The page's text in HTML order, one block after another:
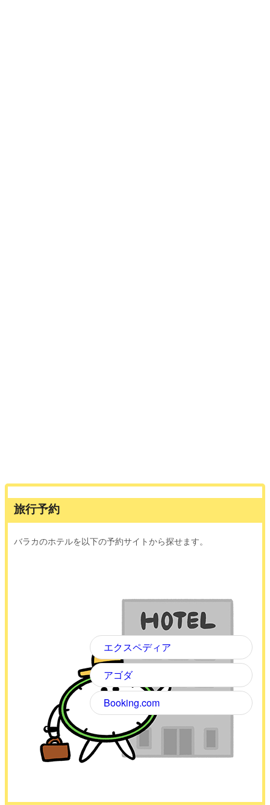
旅行予約
バラカのホテルを以下の予約サイトから探せます。
エクスペディア
アゴダ
Booking.com